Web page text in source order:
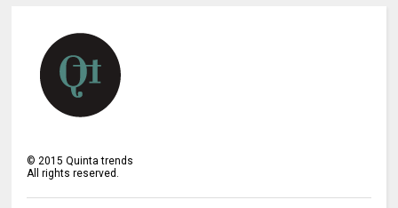
©2015 Quinta trends
All rights reserved.